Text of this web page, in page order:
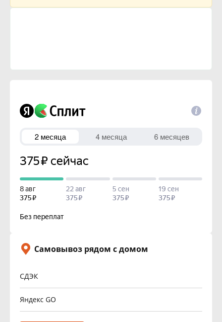
Самовывоз рядом с домом
СДЭК
Яндекс GO